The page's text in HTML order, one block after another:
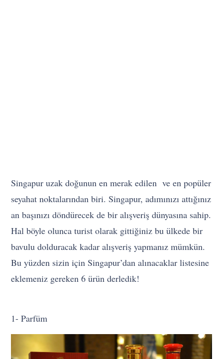
Singapur uzak doğunun en merak edilen ve en popüler
seyahat noktalarından biri. Singapur, adımınızı attığınız
an başınızı döndürecek de bir alışveriş dünyasına sahip.
Hal böyle olunca turist olarak gittiğiniz bu ülkede bir
bavulu dolduracak kadar alışveriş yapmanız mümkün.
Bu yüzden sizin için Singapur’dan alınacaklar listesine
eklemeniz gereken 6 ürün derledik!
1- Parfüm